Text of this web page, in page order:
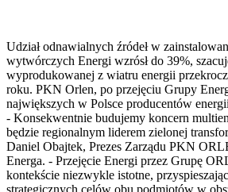
Udział odnawialnych źródeł w
wytwórczych Energi wzrósł do 39%,
wyprodukowanej z wiatru energii
roku. PKN Orlen, po przejęciu Grupy
największych w Polsce producentów
- Konsekwentnie budujemy koncern
będzie regionalnym liderem zielonej
Daniel Obajtek, Prezes Zarządu PKN
Energa. - Przejęcie Energi przez Grupę
kontekście niezwykle istotne,
strategicznych celów obu podmiotów w